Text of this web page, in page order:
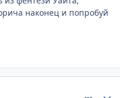
наконец и попробуй